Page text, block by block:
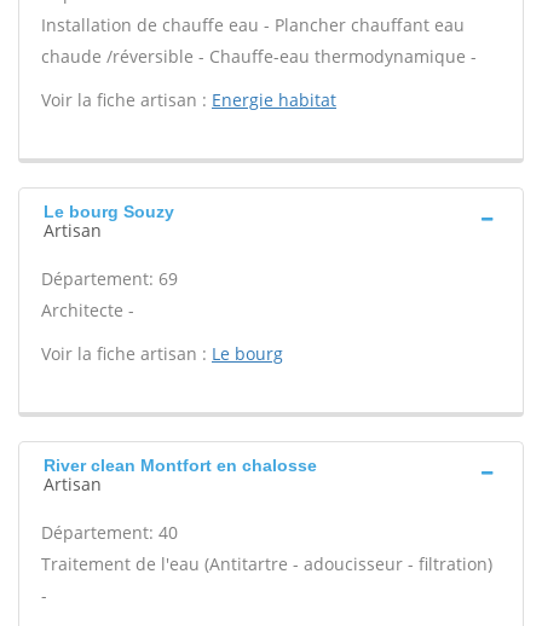
Installation de chauffe eau - Plancher chauffant eau
chaude /réversible - Chauffe-eau thermodynamique -
Voir la fiche artisan : Energie habitat
Le bourg Souzy
Artisan
Département: 69
Architecte -
Voir la fiche artisan : Le bourg
River clean Montfort en chalosse
Artisan
Département: 40
Traitement de l'eau (Antitartre - adoucisseur - filtration)
-